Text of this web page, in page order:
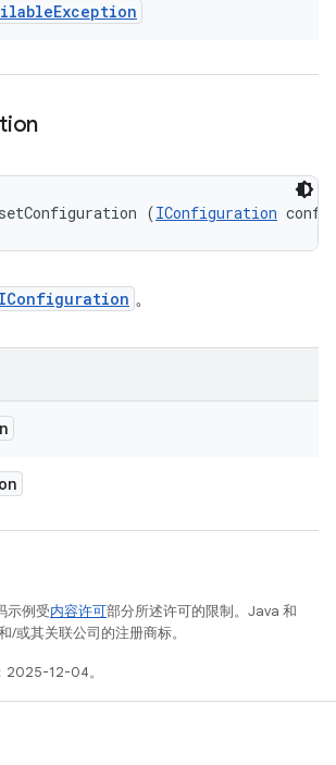
Exception
(IConfiguration
IConfiguration 。
示例受内容许可部分所述许可的限制。Java 和
/或其关联公司的注册商标。
2025-12-04。